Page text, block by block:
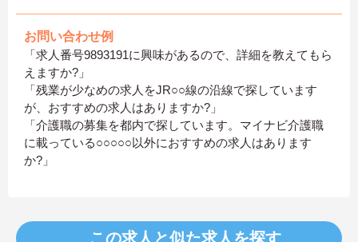
お問い合わせ例
「求人番号9893191に興味があるので、詳細を教えてもら
えますか?」
「残業が少なめの求人をJR○○線の沿線で探しています
が、おすすめの求人はありますか?」
「介護職の募集を都内で探しています。マイナビ介護職
に載っている○○○○○以外におすすめの求人はあります
か?」
この求人と似た求人を探す